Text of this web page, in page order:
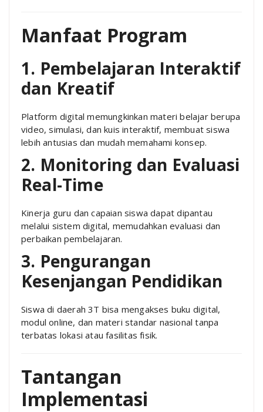
Manfaat Program
1. Pembelajaran Interaktif
dan Kreatif
Platform digital memungkinkan materi belajar berupa
video, simulasi, dan kuis interaktif, membuat siswa
lebih antusias dan mudah memahami konsep.
2. Monitoring dan Evaluasi
Real-Time
Kinerja guru dan capaian siswa dapat dipantau
melalui sistem digital, memudahkan evaluasi dan
perbaikan pembelajaran.
3. Pengurangan
Kesenjangan Pendidikan
Siswa di daerah 3T bisa mengakses buku digital,
modul online, dan materi standar nasional tanpa
terbatas lokasi atau fasilitas fisik.
Tantangan
Implementasi